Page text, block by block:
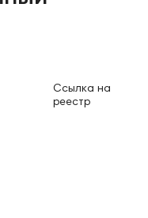
Ссылка на
реестр